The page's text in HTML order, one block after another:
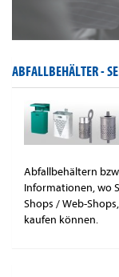
ABFALLBEHÄLTER -
Abfallbehältern
Informationen, wo
Shops / Web-
kaufen können.